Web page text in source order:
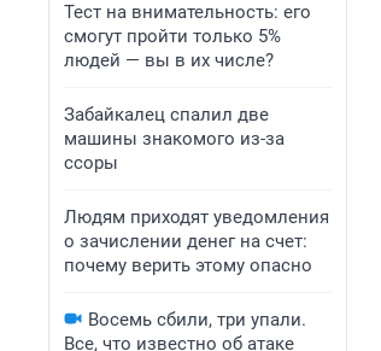
Тест на внимательность: его
смогут пройти только 5%
людей — вы в их числе?
Забайкалец спалил две
машины знакомого из-за
ссоры
Людям приходят уведомления
о зачислении денег на счет:
почему верить этому опасно
Восемь сбили, три упали.
Все, что известно об атаке